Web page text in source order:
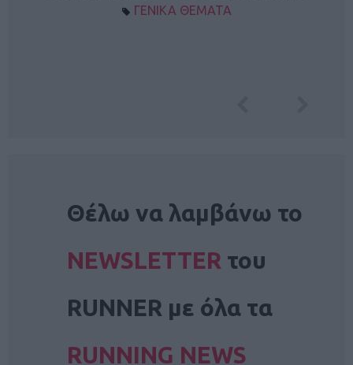
ΓΕΝΙΚΑ ΘΕΜΑΤΑ
Θέλω να λαμβάνω το
NEWSLETTER του
RUNNER με όλα τα
RUNNING NEWS